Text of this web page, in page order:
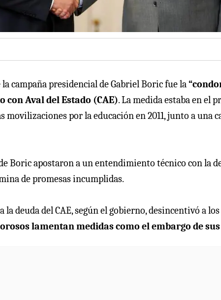
campaña presidencial de Gabriel Boric fue la
con Aval del Estado (CAE). La medida estaba en el
movilizaciones por la educación en 2011, junto a una
Boric apostaron a un entendimiento técnico con la
de promesas incumplidas.
deuda del CAE, según el gobierno, desincentivó a
lamentan medidas como el embargo de